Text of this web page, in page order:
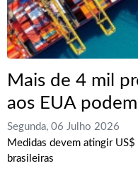
Mais de 4 mil
aos EUA
Segunda, 06 Julho 2026
Medidas devem atingir
brasileiras